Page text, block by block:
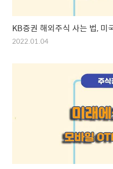
KB증권 해외주식 사는 법, 미
2022.01.04